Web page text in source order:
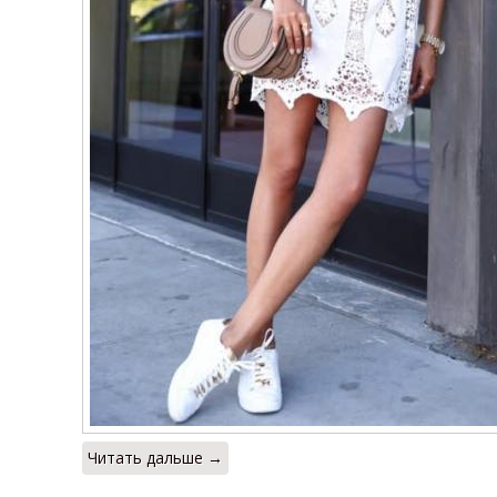
Читать дальше →